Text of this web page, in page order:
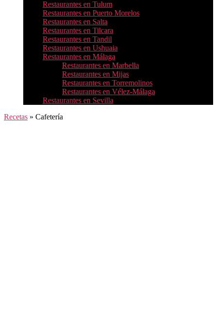
Restaurantes en Tulum
Restaurantes en Puerto Morelos
Restaurantes en Salta
Restaurantes en Tilcara
Restaurantes en Tandil
Restaurantes en Ushuaia
Restaurantes en Málaga
Restaurantes en Marbella
Restaurantes en Mijas
Restaurantes en Torremolinos
Restaurantes en Vélez-Málaga
Restaurantes en Sevilla
Recetas » Cafetería